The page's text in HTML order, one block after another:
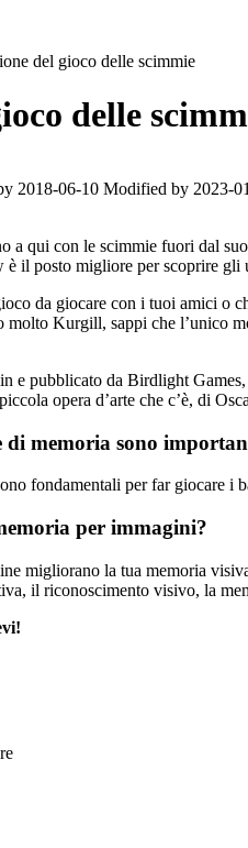
del gioco delle scimmie
delle
2018-06-10 Modified by 2023-
qui con le scimmie fuori dal
il posto migliore per scoprire
da giocare con i tuoi amici o
Kurgill, sappi che l’unico
e pubblicato da Birdlight
opera d’arte che c’è, di
di memoria sono
fondamentali per far giocare i
per immagini?
migliorano la tua memoria
il riconoscimento visivo, la